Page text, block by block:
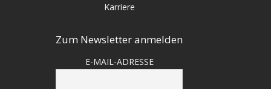
Karriere
Zum Newsletter anmelden
E-MAIL-ADRESSE